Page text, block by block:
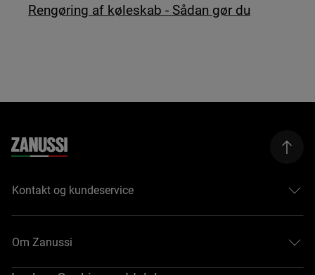
Rengøring af køleskab - Sådan gør du
Kontakt og kundeservice
Om Zanussi